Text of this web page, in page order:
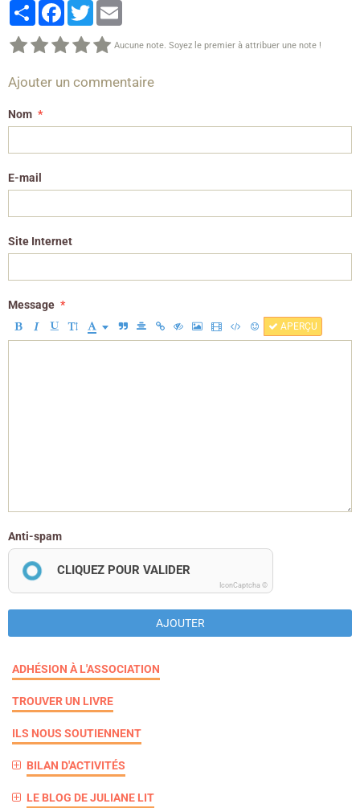
PartagerFacebook
Twitter
Aucune note. Soyez le premier à attribuer une note !
Ajouter un commentaire
Nom
E-mail
Site Internet
Message
APERÇU
Anti-spam
CLIQUEZ POUR VALIDER
IconCaptcha ©
AJOUTER
ADHÉSION À L'ASSOCIATION
TROUVER UN LIVRE
ILS NOUS SOUTIENNENT
BILAN D'ACTIVITÉS
LE BLOG DE JULIANE LIT